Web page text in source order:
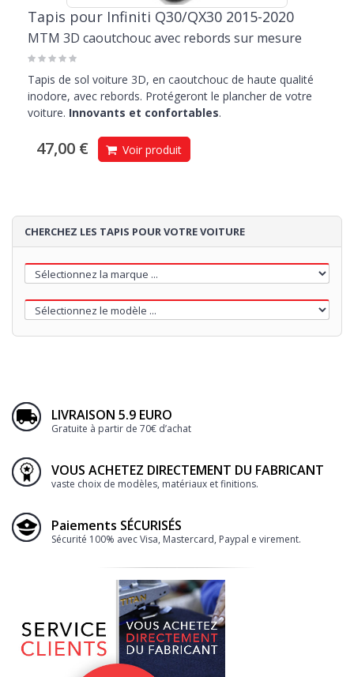
Tapis pour Infiniti Q30/QX30 2015-2020
MTM 3D caoutchouc avec rebords sur mesure
Tapis de sol voiture 3D, en caoutchouc de haute qualité
inodore, avec rebords. Protégeront le plancher de votre
voiture. Innovants et confortables.
47,00 € Voir produit
CHERCHEZ LES TAPIS POUR VOTRE VOITURE
LIVRAISON 5.9 EURO
Gratuite à partir de 70€ d’achat
VOUS ACHETEZ DIRECTEMENT DU FABRICANT
vaste choix de modèles, matériaux et finitions.
Paiements SÉCURISÉS
Sécurité 100% avec Visa, Mastercard, Paypal e virement.